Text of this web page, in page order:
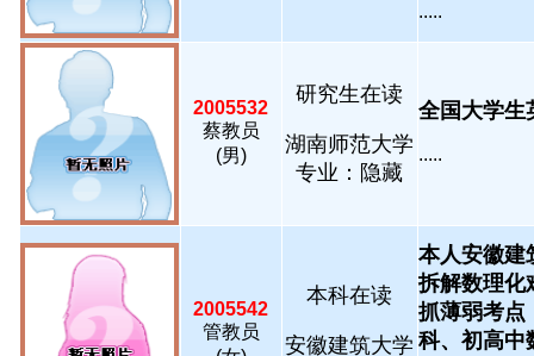
.....
2005532
蔡教员
(男)
研究生在读
湖南师范大学
专业：隐藏
全国大学生
.....
2005542
管教员
本科在读
安徽建筑大学
本人安徽建
拆解数理化
抓薄弱考点
科、初高中